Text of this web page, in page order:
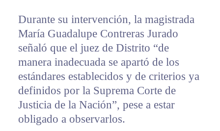
Durante su intervención, la magistrada
María Guadalupe Contreras Jurado
señaló que el juez de Distrito “de
manera inadecuada se apartó de los
estándares establecidos y de criterios ya
definidos por la Suprema Corte de
Justicia de la Nación”, pese a estar
obligado a observarlos.